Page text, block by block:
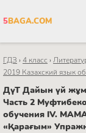
5BAGA.COM
ГДЗ ›4 класс ›
2019 Казахский язык
ДүТ Дайын үй
Часть 2
обучения IV.
«Қарағым»